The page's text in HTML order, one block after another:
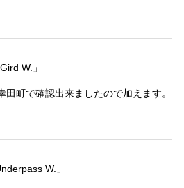
W.」
田町で確認出来ましたので加えます。
W.」